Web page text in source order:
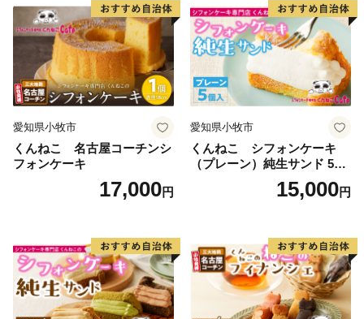
https://www.city.awaji.lg.jp/uploaded/life/
愛知県小牧市
くんねこ 名古屋コーチンシ
フォンケーキ
17,000円
愛知県小牧市
くんねこ シフォンケーキ
（プレーン）純生サンド 5個
15,000円